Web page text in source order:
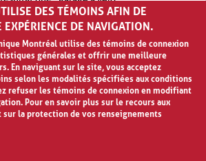
votre recherche avec OR.garage OR vélo
plus de résultat quegarage à vélo
DES TÉMOINS AFIN DE
EXPÉRIENCE DE NAVIGATION.
Montréal utilise des témoins de connexion
générales et offrir une meilleure
En naviguant sur le site, vous acceptez
selon les modalités spécifiées aux conditions
refuser les témoins de connexion en modifiant
Pour en savoir plus sur le recours aux
sur la protection de vos renseignements